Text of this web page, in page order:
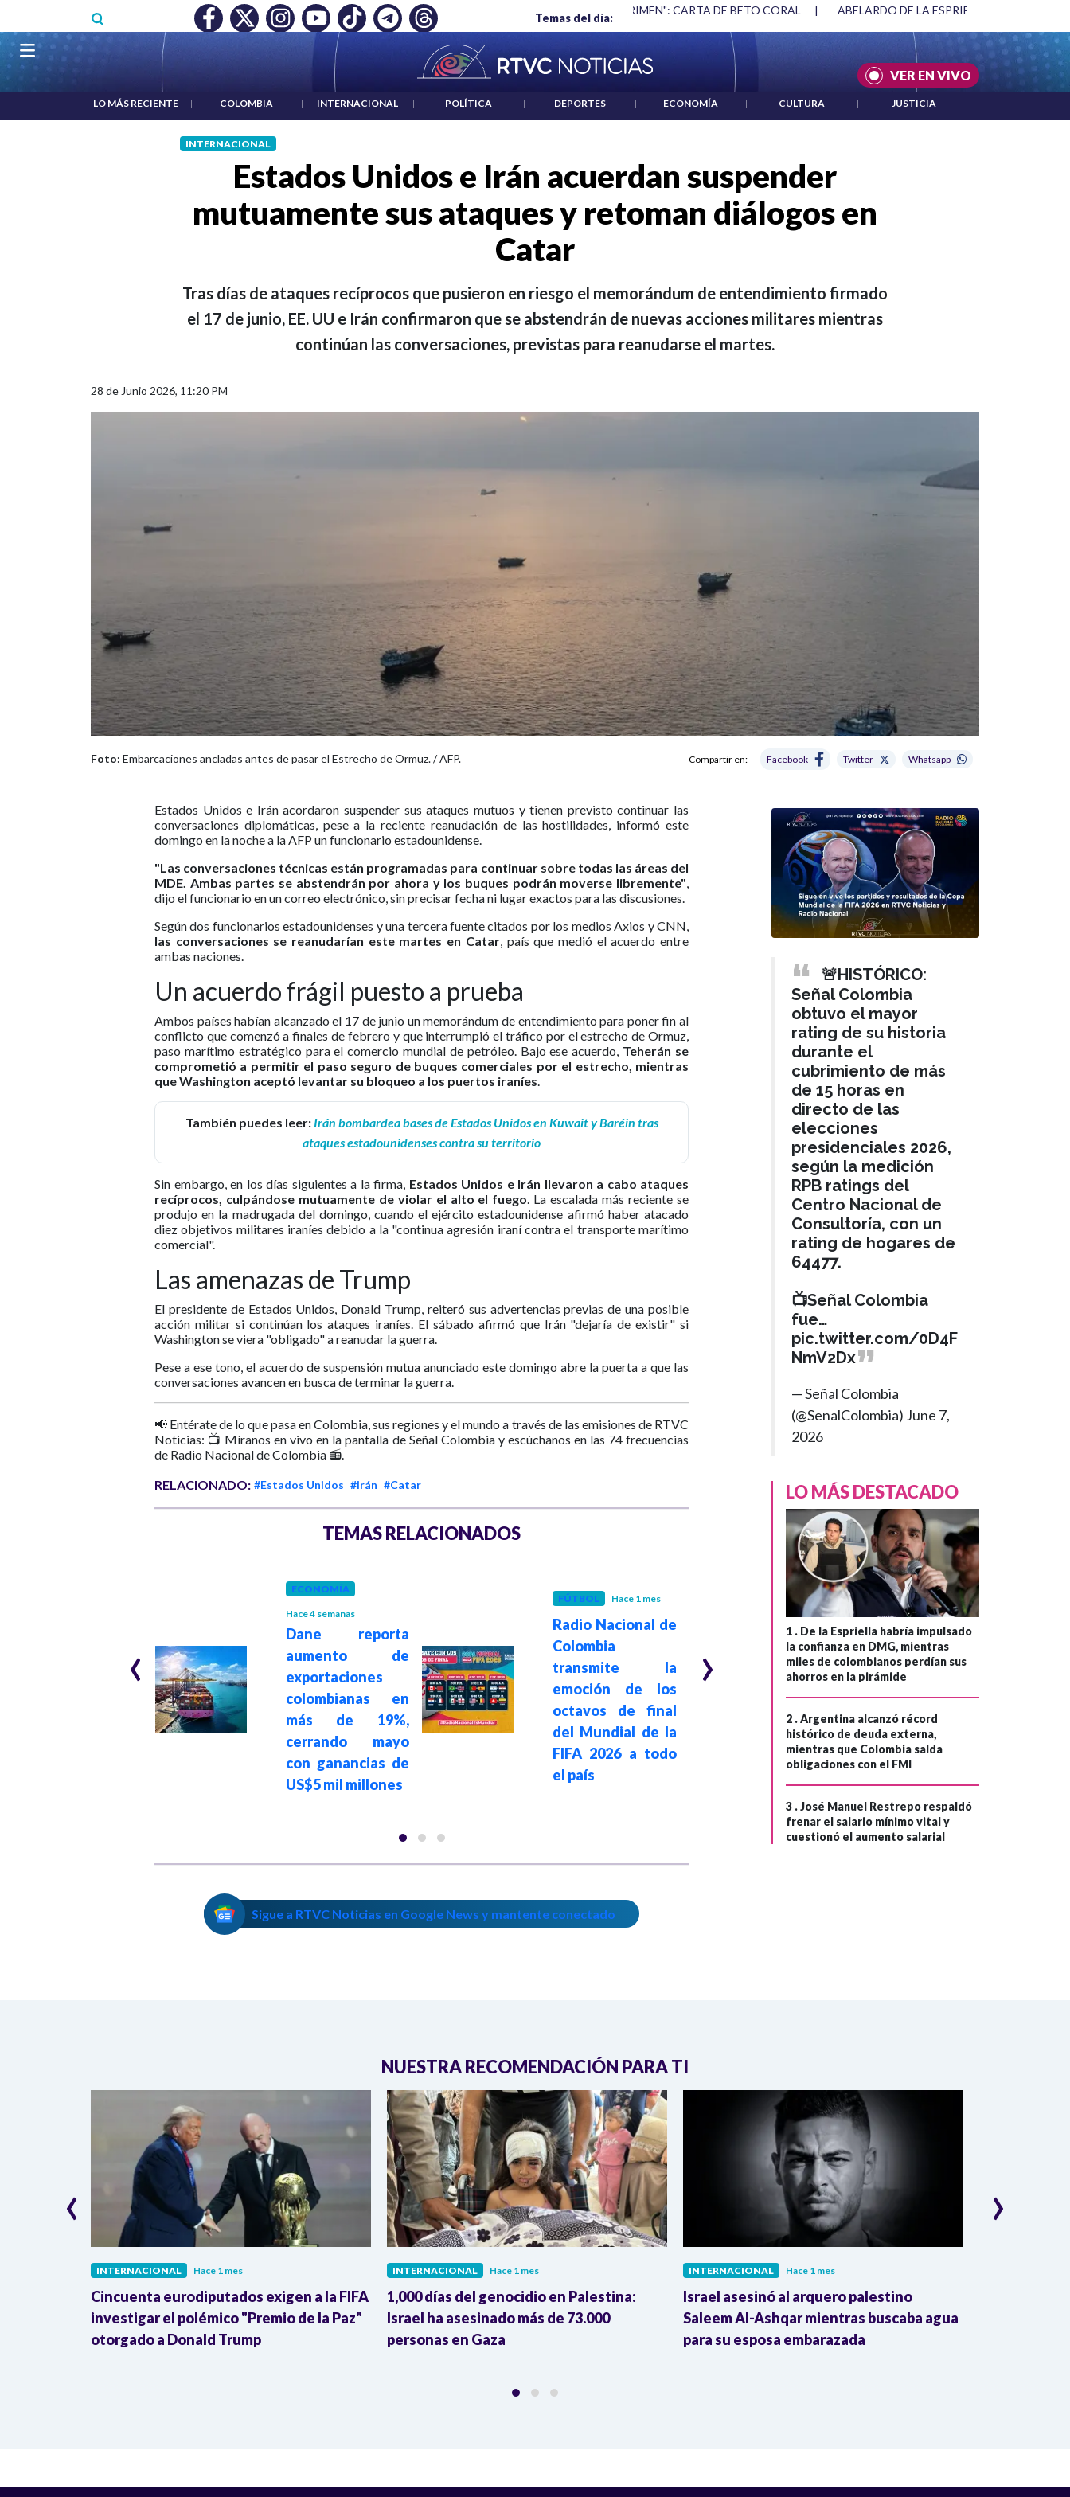
Temas del día:
RECONOCIMIENTO A RTVC SALARIO MÍNIMO NO DESTRUYÓ EMPLEO: JP MORGAN "HABLAR NO ES UN CRIMEN": CARTA DE BETO CORAL | ABELARDO DE LA ESPRIELLA Y DMG
VER EN VIVO
Navegación principal
LO MÁS RECIENTE | COLOMBIA | INTERNACIONAL | POLÍTICA | DEPORTES | ECONOMÍA | CULTURA | JUSTICIA
INTERNACIONAL
Estados Unidos e Irán acuerdan suspender
mutuamente sus ataques y retoman diálogos en
Catar
Tras días de ataques recíprocos que pusieron en riesgo el memorándum de entendimiento firmado
el 17 de junio, EE. UU e Irán confirmaron que se abstendrán de nuevas acciones militares mientras
continúan las conversaciones, previstas para reanudarse el martes.
28 de Junio 2026, 11:20 PM
Foto: Embarcaciones ancladas antes de pasar el Estrecho de Ormuz. / AFP. Compartir en: Facebook Twitter Whatsapp
Estados Unidos e Irán acordaron suspender sus ataques mutuos y tienen previsto continuar las
conversaciones diplomáticas, pese a la reciente reanudación de las hostilidades, informó este
domingo en la noche a la AFP un funcionario estadounidense.
"Las conversaciones técnicas están programadas para continuar sobre todas las áreas del
MDE. Ambas partes se abstendrán por ahora y los buques podrán moverse libremente",
dijo el funcionario en un correo electrónico, sin precisar fecha ni lugar exactos para las discusiones.
Según dos funcionarios estadounidenses y una tercera fuente citados por los medios Axios y CNN,
las conversaciones se reanudarían este martes en Catar, país que medió el acuerdo entre
ambas naciones.
Un acuerdo frágil puesto a prueba
Ambos países habían alcanzado el 17 de junio un memorándum de entendimiento para poner fin al
conflicto que comenzó a finales de febrero y que interrumpió el tráfico por el estrecho de Ormuz,
paso marítimo estratégico para el comercio mundial de petróleo. Bajo ese acuerdo, Teherán se
comprometió a permitir el paso seguro de buques comerciales por el estrecho, mientras
que Washington aceptó levantar su bloqueo a los puertos iraníes.
También puedes leer: Irán bombardea bases de Estados Unidos en Kuwait y Baréin tras
ataques estadounidenses contra su territorio
Sin embargo, en los días siguientes a la firma, Estados Unidos e Irán llevaron a cabo ataques
recíprocos, culpándose mutuamente de violar el alto el fuego. La escalada más reciente se
produjo en la madrugada del domingo, cuando el ejército estadounidense afirmó haber atacado
diez objetivos militares iraníes debido a la "continua agresión iraní contra el transporte marítimo
comercial".
Las amenazas de Trump
El presidente de Estados Unidos, Donald Trump, reiteró sus advertencias previas de una posible
acción militar si continúan los ataques iraníes. El sábado afirmó que Irán "dejaría de existir" si
Washington se viera "obligado" a reanudar la guerra.
Pese a ese tono, el acuerdo de suspensión mutua anunciado este domingo abre la puerta a que las
conversaciones avancen en busca de terminar la guerra.
📢 Entérate de lo que pasa en Colombia, sus regiones y el mundo a través de las emisiones de RTVC
Noticias: 📺 Míranos en vivo en la pantalla de Señal Colombia y escúchanos en las 74 frecuencias
de Radio Nacional de Colombia 📻.
RELACIONADO: #Estados Unidos #irán #Catar
TEMAS RELACIONADOS
bases de Estados
Unidos en Kuwait
ECONOMÍA
Hace 4 semanas
Dane reporta
aumento de
exportaciones
colombianas en
más de 19%,
cerrando mayo
con ganancias de
US$5 mil millones
FÚTBOL Hace 1 mes
Radio Nacional de
Colombia
transmite la
emoción de los
octavos de final
del Mundial de la
FIFA 2026 a todo
el país
ESTADOS UNIDOS
Hace 1 mes
Donald Trump
habría ganado
miles de millones
de dólares
procedentes de
criptomonedas
que se
beneficiaron de
su regreso a la
presidencia
‹ ›
Sigue a RTVC Noticias en Google News y mantente conectado
🚨HISTÓRICO:
Señal Colombia
obtuvo el mayor
rating de su historia
durante el
cubrimiento de más
de 15 horas en
directo de las
elecciones
presidenciales 2026,
según la medición
RPB ratings del
Centro Nacional de
Consultoría, con un
rating de hogares de
64477.
📺Señal Colombia
fue…
pic.twitter.com/0D4F
NmV2Dx
— Señal Colombia
(@SenalColombia) June 7,
2026
LO MÁS DESTACADO
1 . De la Espriella habría impulsado
la confianza en DMG, mientras
miles de colombianos perdían sus
ahorros en la pirámide
2 .Argentina alcanzó récord
histórico de deuda externa,
mientras que Colombia salda
obligaciones con el FMI
3 .José Manuel Restrepo respaldó
frenar el salario mínimo vital y
cuestionó el aumento salarial
NUESTRA RECOMENDACIÓN PARA TI
INTERNACIONAL Hace 1 mes
Cincuenta eurodiputados exigen a la FIFA
investigar el polémico "Premio de la Paz"
otorgado a Donald Trump
INTERNACIONAL Hace 1 mes
1,000 días del genocidio en Palestina:
Israel ha asesinado más de 73.000
personas en Gaza
INTERNACIONAL Hace 1 mes
Israel asesinó al arquero palestino
Saleem Al-Ashqar mientras buscaba agua
para su esposa embarazada
‹ ›